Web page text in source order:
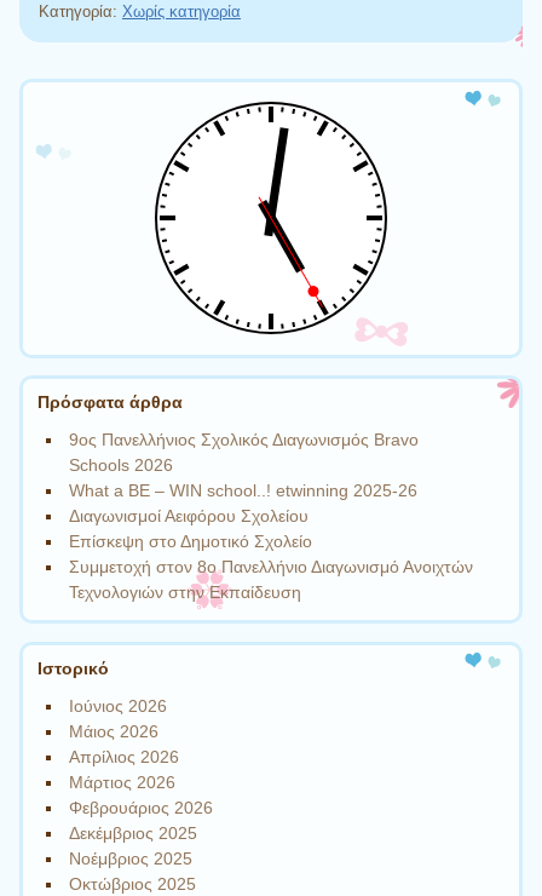
Κατηγορία: Χωρίς κατηγορία
Πλοήγηση άρθρων
Πρόσφατα άρθρα
9ος Πανελλήνιος Σχολικός Διαγωνισμός Bravo
Schools 2026
What a BE – WIN school..! etwinning 2025-26
Διαγωνισμοί Αειφόρου Σχολείου
Επίσκεψη στο Δημοτικό Σχολείο
Συμμετοχή στον 8ο Πανελλήνιο Διαγωνισμό Ανοιχτών
Τεχνολογιών στην Εκπαίδευση
Ιστορικό
Ιούνιος 2026
Μάιος 2026
Απρίλιος 2026
Μάρτιος 2026
Φεβρουάριος 2026
Δεκέμβριος 2025
Νοέμβριος 2025
Οκτώβριος 2025